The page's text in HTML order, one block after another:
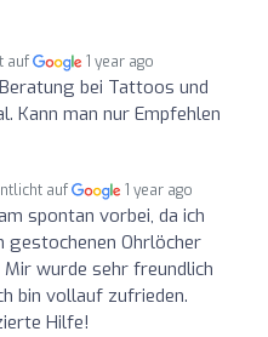
auf 1 year ago
bei Tattoos und
Kann man nur Empfehlen
auf 1 year ago
spontan vorbei, da ich
gestochenen Ohrlöcher
wurde sehr freundlich
bin vollauf zufrieden.
Hilfe!